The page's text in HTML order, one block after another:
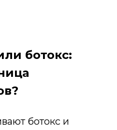
ботокс:
ботокс и